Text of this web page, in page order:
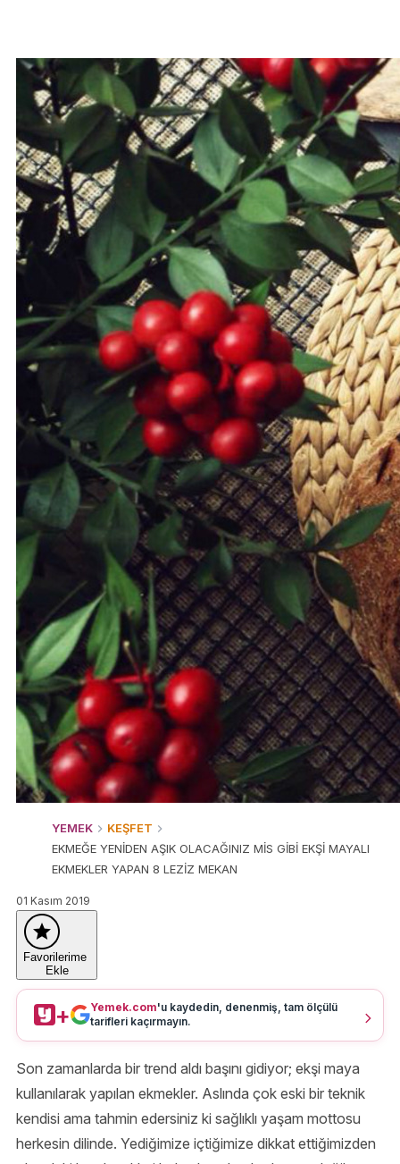
YEMEK
KEŞFET
EKMEĞE YENİDEN AŞIK OLACAĞINIZ MİS GİBİ EKŞİ MAYALI
EKMEKLER YAPAN 8 LEZİZ MEKAN
01 Kasım 2019
Favorilerime
Ekle
+ Yemek.com'u kaydedin, denenmiş, tam ölçülü
tarifleri kaçırmayın.
Son zamanlarda bir trend aldı başını gidiyor; ekşi maya
kullanılarak yapılan ekmekler. Aslında çok eski bir teknik
kendisi ama tahmin edersiniz ki sağlıklı yaşam mottosu
herkesin dilinde. Yediğimize içtiğimize dikkat ettiğimizden